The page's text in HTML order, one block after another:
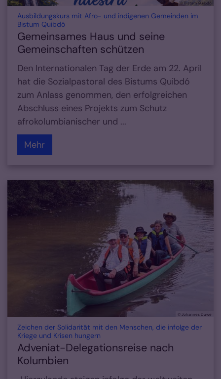
© Bistum Quibdó
Ausbildungskurs mit Afro- und indigenen Gemeinden im
Bistum Quibdó:
Gemeinsames Haus und seine
Gemeinschaften schützen
Den Internationalen Tag der Erde am 22. April
hat die Sozialpastoral des Bistums Quibdó
zum Anlass genommen, den erfolgreichen
Abschluss eines Projekts zum Schutz
afrokolumbianischer und ...
Mehr
© Johannes Duwe
Zeichen der Solidarität mit den Menschen, die infolge der
Kriege und Krisen hungern
Adveniat-Delegationsreise nach
Kolumbien